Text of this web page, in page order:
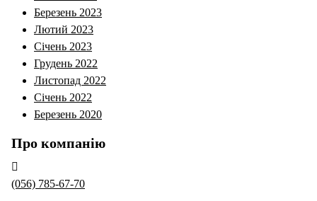
Березень 2023
Лютий 2023
Січень 2023
Грудень 2022
Листопад 2022
Січень 2022
Березень 2020
Про компанію
(056) 785-67-70